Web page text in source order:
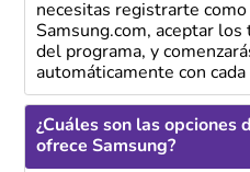
necesitas registrarte
Samsung.com, aceptar
del programa, y
automáticamente con cada
¿Cuáles son las opciones
ofrece Samsung?